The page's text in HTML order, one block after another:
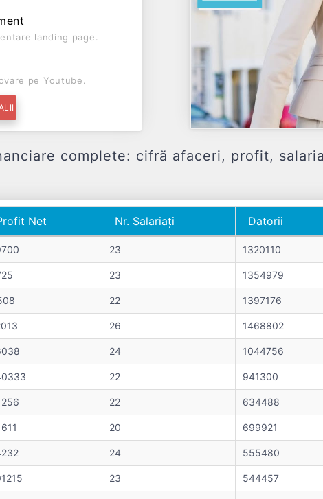
landing page.
pe Youtube.
complete: cifră afaceri, profit,
Net Nr. Salariați
Datorii
Net Nr. Salariați Datorii
23 1320110
23 1354979
22 1397176
26 1468802
24 1044756
22 941300
22 634488
20 699921
24 555480
23 544457